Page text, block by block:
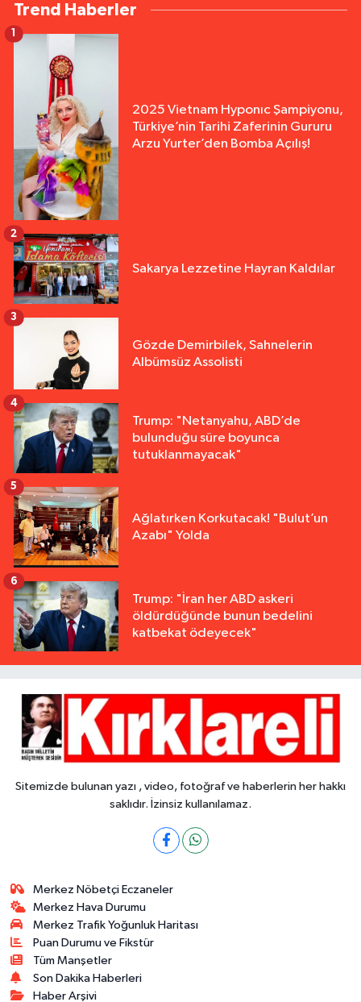
Trend Haberler
2025 Vietnam Hyponıc Şampiyonu,
Türkiye’nin Tarihi Zaferinin Gururu
Arzu Yurter’den Bomba Açılış!
1
Sakarya Lezzetine Hayran Kaldılar
2
Gözde Demirbilek, Sahnelerin
Albümsüz Assolisti
3
Trump: "Netanyahu, ABD’de
bulunduğu süre boyunca
tutuklanmayacak"
4
Ağlatırken Korkutacak! "Bulut’un
Azabı" Yolda
5
Trump: "İran her ABD askeri
öldürdüğünde bunun bedelini
katbekat ödeyecek"
6
Sitemizde bulunan yazı , video, fotoğraf ve haberlerin her hakkı
saklıdır. İzinsiz kullanılamaz.
Merkez Nöbetçi Eczaneler
Merkez Hava Durumu
Merkez Trafik Yoğunluk Haritası
Puan Durumu ve Fikstür
Tüm Manşetler
Son Dakika Haberleri
Haber Arşivi